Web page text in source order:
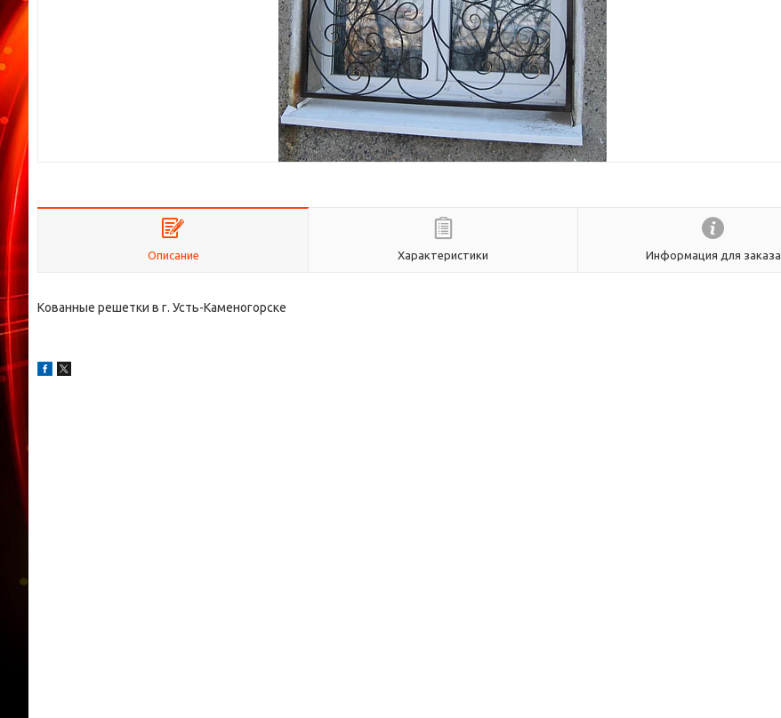
Описание Характеристики Информация для заказа
Кованные решетки в г. Усть-Каменогорске